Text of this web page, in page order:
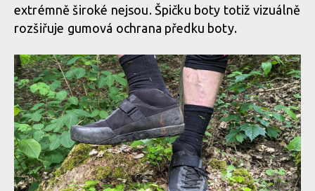
extrémně široké nejsou. Špičku boty totiž vizuálně
rozšiřuje gumová ochrana předku boty.